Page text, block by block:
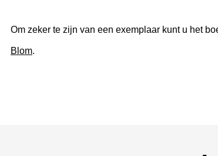
Om zeker te zijn van een exemplaar kunt u het
Blom.